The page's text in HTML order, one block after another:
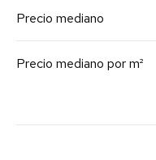
Precio mediano
Precio mediano por m²